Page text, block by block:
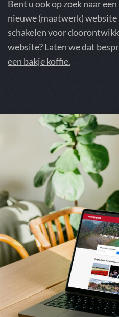
Bent u ook op zoek naar
nieuwe (maatwerk)
schakelen voor
website? Laten we dat
een bakje koffie.